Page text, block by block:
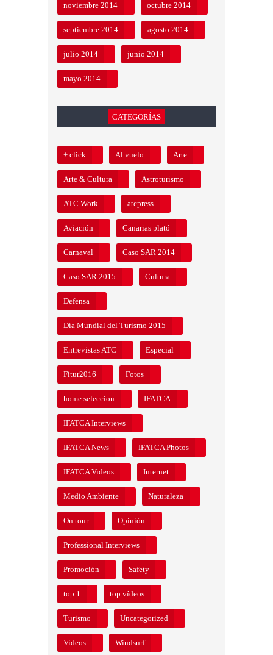
noviembre 2014 octubre 2014
septiembre 2014 agosto 2014
julio 2014 junio 2014
mayo 2014
CATEGORÍAS
+ click Al vuelo Arte
Arte & Cultura Astroturismo
ATC Work atcpress
Aviación Canarias plató
Carnaval Caso SAR 2014
Caso SAR 2015 Cultura
Defensa
Día Mundial del Turismo 2015
Entrevistas ATC Especial
Fitur2016 Fotos
home seleccion IFATCA
IFATCA Interviews
IFATCA News IFATCA Photos
IFATCA Videos Internet
Medio Ambiente Naturaleza
On tour Opinión
Professional Interviews
Promoción Safety
top 1 top vídeos
Turismo Uncategorized
Videos Windsurf